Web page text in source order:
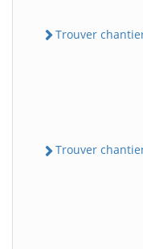
Trouver
Trouver